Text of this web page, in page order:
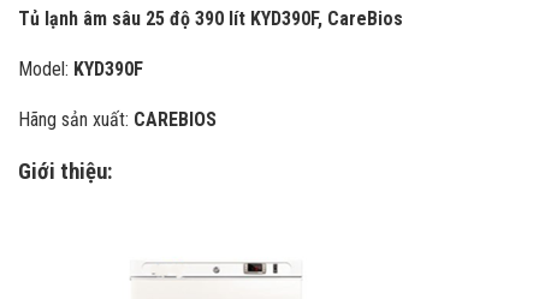
Tủ lạnh âm sâu 25 độ 390 lít KYD390F, CareBios
Model: KYD390F
Hãng sản xuất: CAREBIOS
Giới thiệu: